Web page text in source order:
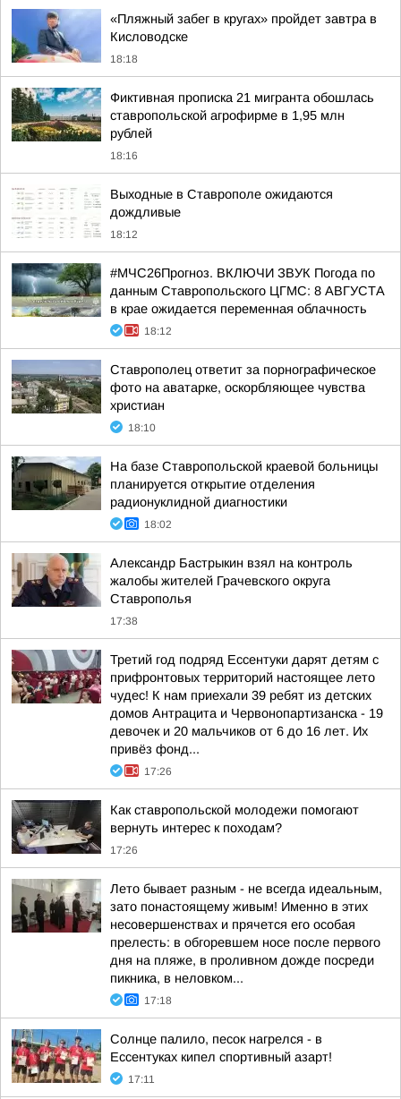
«Пляжный забег в кругах» пройдет завтра в
Кисловодске
18:18
Фиктивная прописка 21 мигранта обошлась
ставропольской агрофирме в 1,95 млн
рублей
18:16
Выходные в Ставрополе ожидаются
дождливые
18:12
#МЧС26Прогноз. ВКЛЮЧИ ЗВУК Погода по
данным Ставропольского ЦГМС: 8 АВГУСТА
в крае ожидается переменная облачность
18:12
Ставрополец ответит за порнографическое
фото на аватарке, оскорбляющее чувства
христиан
18:10
На базе Ставропольской краевой больницы
планируется открытие отделения
радионуклидной диагностики
18:02
Александр Бастрыкин взял на контроль
жалобы жителей Грачевского округа
Ставрополья
17:38
Третий год подряд Ессентуки дарят детям с
прифронтовых территорий настоящее лето
чудес! К нам приехали 39 ребят из детских
домов Антрацита и Червонопартизанска - 19
девочек и 20 мальчиков от 6 до 16 лет. Их
привёз фонд...
17:26
Как ставропольской молодежи помогают
вернуть интерес к походам?
17:26
Лето бывает разным - не всегда идеальным,
зато понастоящему живым! Именно в этих
несовершенствах и прячется его особая
прелесть: в обгоревшем носе после первого
дня на пляже, в проливном дожде посреди
пикника, в неловком...
17:18
Солнце палило, песок нагрелся - в
Ессентуках кипел спортивный азарт!
17:11